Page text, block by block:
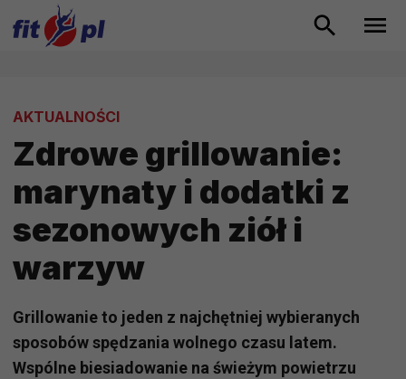
AKTUALNOŚCI
Zdrowe grillowanie:
marynaty i dodatki z
sezonowych ziół i
warzyw
Grillowanie to jeden z najchętniej wybieranych
sposobów spędzania wolnego czasu latem.
Wspólne biesiadowanie na świeżym powietrzu